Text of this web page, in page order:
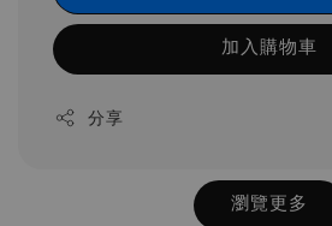
加入購物車
分享
瀏覽更多